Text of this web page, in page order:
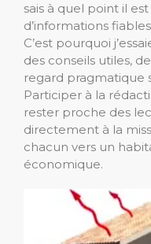
sais à quel point il
d’informations
C’est pourquoi
des conseils utiles,
regard pragmatique
Participer à la
rester proche des
directement à la
chacun vers un
économique.